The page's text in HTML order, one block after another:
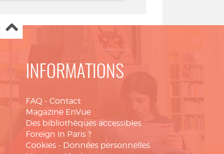
INFORMATIONS
FAQ - Contact
Magazine EnVue
Des bibliothèques accessibles
Foreign in Paris ?
Cookies - Données personnelles